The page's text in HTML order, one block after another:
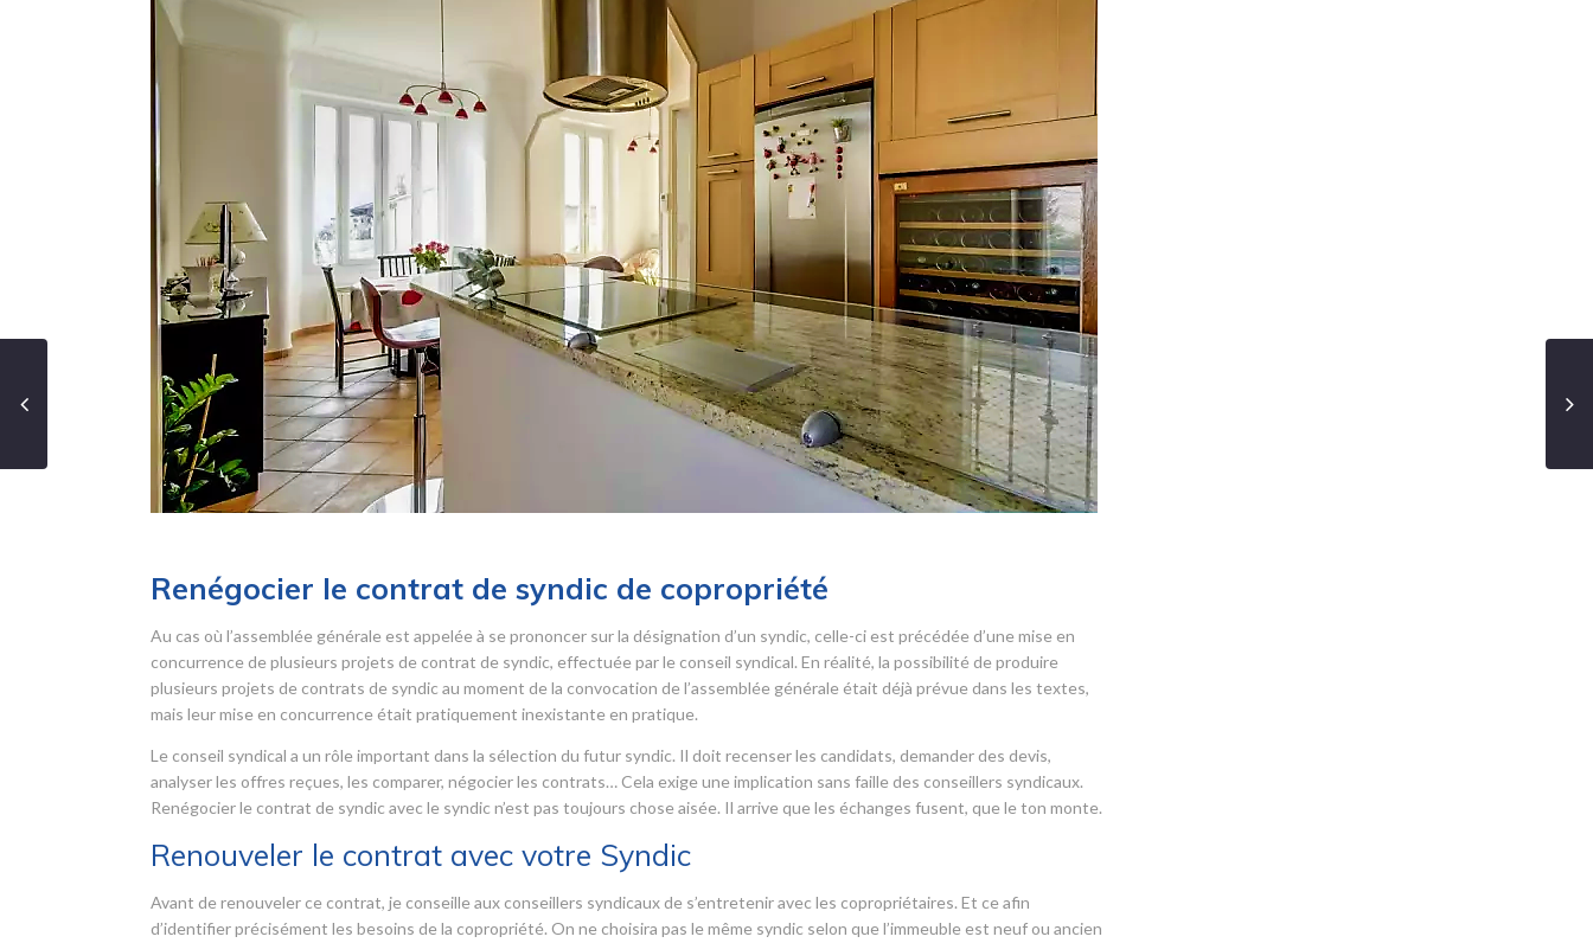
Renégocier le contrat de syndic de copropriété
Au cas où l’assemblée générale est appelée à se prononcer sur la désignation d’un syndic, celle-ci est précédée d’une mise en
concurrence de plusieurs projets de contrat de syndic, effectuée par le conseil syndical. En réalité, la possibilité de produire
plusieurs projets de contrats de syndic au moment de la convocation de l’assemblée générale était déjà prévue dans les textes,
mais leur mise en concurrence était pratiquement inexistante en pratique.
Le conseil syndical a un rôle important dans la sélection du futur syndic. Il doit recenser les candidats, demander des devis,
analyser les offres reçues, les comparer, négocier les contrats… Cela exige une implication sans faille des conseillers syndicaux.
Renégocier le contrat de syndic avec le syndic n’est pas toujours chose aisée. Il arrive que les échanges fusent, que le ton monte.
Renouveler le contrat avec votre Syndic
Avant de renouveler ce contrat, je conseille aux conseillers syndicaux de s’entretenir avec les copropriétaires. Et ce afin
d’identifier précisément les besoins de la copropriété. On ne choisira pas le même syndic selon que l’immeuble est neuf ou ancien